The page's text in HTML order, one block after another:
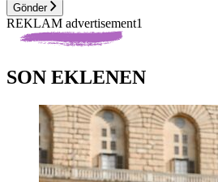
Gönder
REKLAM advertisement1
SON EKLENEN